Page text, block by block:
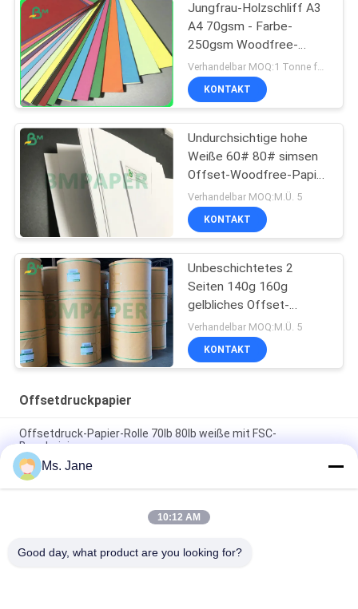
Jungfrau-Holzschliff A3
A4 70gsm - Farbe-
250gsm Woodfree-
Papier für Postkarte
Verhandelbar MOQ:1 Tonne für allgemeine Größe u. 10 Tonnen für Sondergröße
KONTAKT
Undurchsichtige hohe
Weiße 60# 80# simsen
Offset-Woodfree-Papier
für den Druck des
Materials
Verhandelbar MOQ:M.Ü. 5
KONTAKT
Unbeschichtetes 2
Seiten 140g 160g
gelbliches Offset-
woodfree
Papier-/Elfenbeinbuchpapier
Verhandelbar MOQ:M.Ü. 5
KONTAKT
Offsetdruckpapier
Offsetdruck-Papier-Rolle 70lb 80lb weiße mit FSC-
Bescheinigung
Der Größen-650/800mm hohe Steifheits-und der
mechanischen Festigkeit Offsetdruck-Papier in der Rolle
Weißer unbeschichteter Woodfree-Offsetdruck-Papier-Grad A
Ms. Jane
10:12 AM
Good day, what product are you looking for?